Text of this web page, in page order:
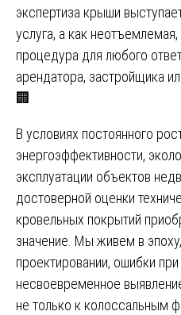
экспертиза крыши
услуга, а как
процедура для любого
арендатора, застройщика
🏢
В условиях постоянного
энергоэффективности,
эксплуатации объектов
достоверной оценки
кровельных покрытий
значение. Мы живем в
проектировании, ошибки
несвоевременное
не только к колоссальным